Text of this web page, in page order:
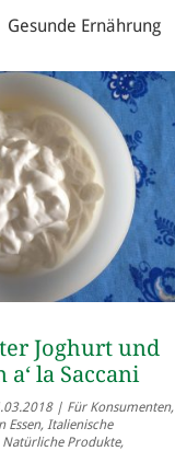
Gesunde Ernährung
Joghurt und
la Saccani
| Für Konsumenten,
Essen, Italienische
Natürliche Produkte,